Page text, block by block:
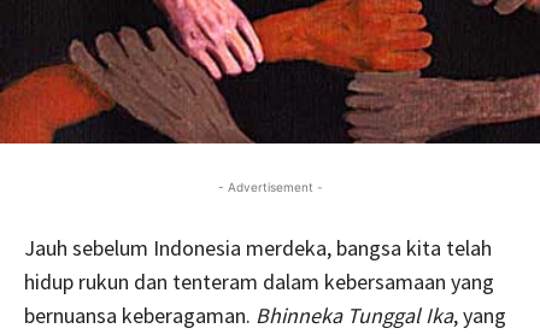
- Advertisement -
Jauh sebelum Indonesia merdeka, bangsa kita telah
hidup rukun dan tenteram dalam kebersamaan yang
bernuansa keberagaman. Bhinneka Tunggal Ika, yang